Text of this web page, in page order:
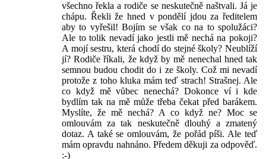
všechno řekla a rodiče se neskutečně naštvali. Já je
chápu. Řekli že hned v pondělí jdou za ředitelem
aby to vyřešil! Bojím se však co na to spolužáci?
Ale to tolik nevadí jako jestli mě nechá na pokoji?
A mojí sestru, která chodí do stejné školy? Neublíží
jí? Rodiče říkali, že když by mě nenechal hned tak
semnou budou chodit do i ze školy. Což mi nevadí
protože z toho kluka mám teď strach! Strašnej. Ale
co když mě vůbec nenechá? Dokonce ví i kde
bydlím tak na mě může třeba čekat před barákem.
Myslíte, že mě nechá? A co když ne? Moc se
omlouvám za tak neskutečně dlouhý a zmatený
dotaz. A také se omlouvám, že pořád píši. Ale teď
mám opravdu nahnáno. Předem děkuji za odpověď.
:-)